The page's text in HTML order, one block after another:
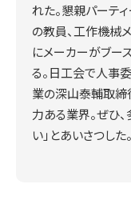
れた。懇親パーテ
の教員、工作機械
にメーカーがブー
る。日工会で人事
業の深山泰輔取締
力ある業界。ぜひ
い」とあいさつした。